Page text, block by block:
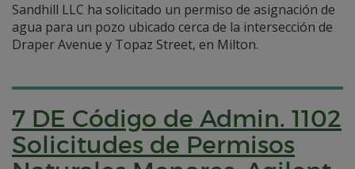
Sandhill LLC ha solicitado un permiso de asignación de
agua para un pozo ubicado cerca de la intersección de
Draper Avenue y Topaz Street, en Milton.
7 DE Código de Admin. 1102
Solicitudes de Permisos